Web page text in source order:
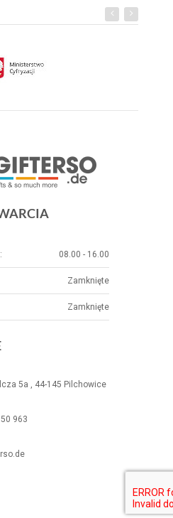
08.00 - 16.00
Zamknięte
Zamknięte
5a , 44-145 Pilchowice
963